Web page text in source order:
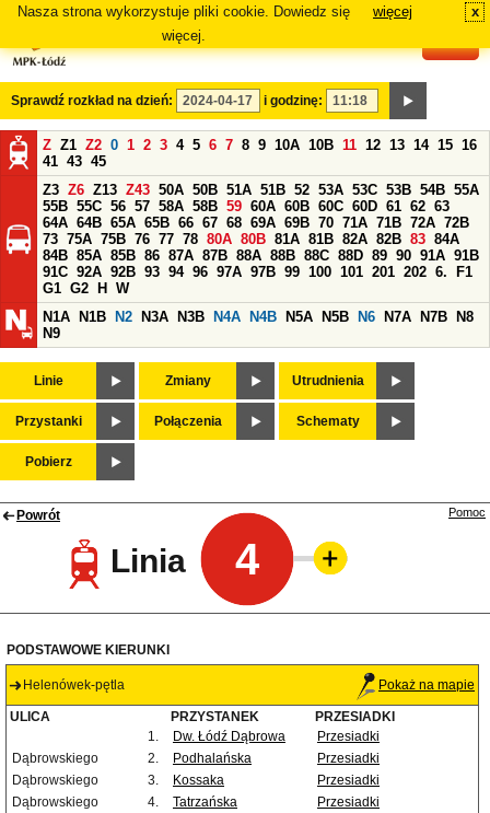
Nasza strona wykorzystuje pliki cookie. Dowiedz się
więcej.
więcej x
Sprawdź rozkład na dzień: i godzinę:
Z Z1 Z2 0 1 2 3 4 5 6 7 8 9 10A 10B 11 12 13 14 15 16
41 43 45
Z3 Z6 Z13 Z43 50A 50B 51A 51B 52 53A 53C 53B 54B 55A
55B 55C 56 57 58A 58B 59 60A 60B 60C 60D 61 62 63
64A 64B 65A 65B 66 67 68 69A 69B 70 71A 71B 72A 72B
73 75A 75B 76 77 78 80A 80B 81A 81B 82A 82B 83 84A
84B 85A 85B 86 87A 87B 88A 88B 88C 88D 89 90 91A 91B
91C 92A 92B 93 94 96 97A 97B 99 100 101 201 202 6.
F1
G1 G2 H
W
N1A
N1B N2 N3A N3B N4A N4B N5A N5B N6 N7A N7B
N8
N9
Linie Zmiany Utrudnienia
Przystanki Połączenia Schematy
Pobierz
Powrót
Linia 4
Pomoc
PODSTAWOWE KIERUNKI
Helenówek-pętla Pokaż na mapie
ULICA PRZYSTANEK
PRZESIADKI
1.
Dw. Łódź Dąbrowa
Przesiadki
Dąbrowskiego
2. Podhalańska
Przesiadki
Dąbrowskiego
3. Kossaka
Przesiadki
Dąbrowskiego
4. Tatrzańska
Przesiadki